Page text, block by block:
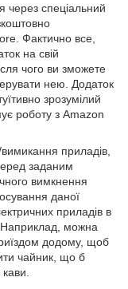
через спеціальний
Фактично все,
на свій
чого ви зможете
нею. Додаток
зрозумілий
роботу з Amazon
приладів,
заданим
вимкнення
даної
приладів в
можна
додому, щоб
чайник, що б